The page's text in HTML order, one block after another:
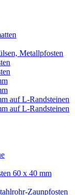
Metallpfosten
auf L-Randsteinen
auf L-Randsteinen
60 x 40 mm
Zaunpfosten